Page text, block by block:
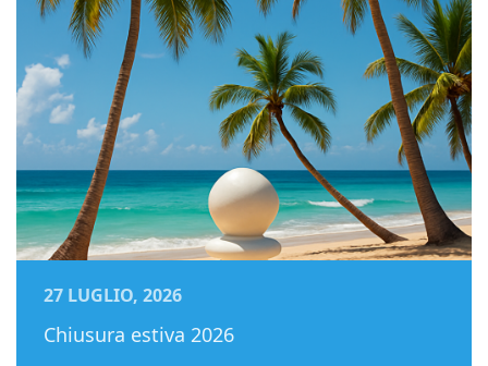
27 LUGLIO, 2026
Chiusura estiva 2026